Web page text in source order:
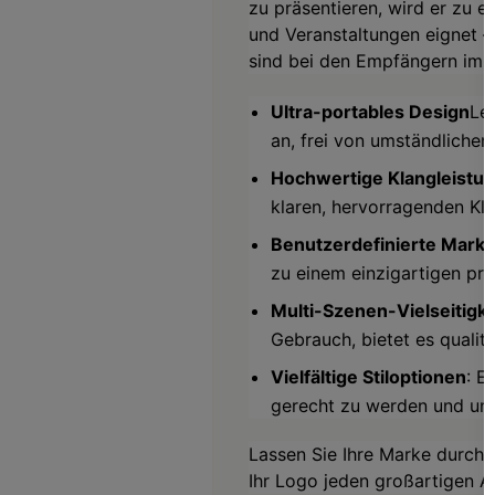
zu präsentieren, wird er zu
und Veranstaltungen eignet
sind bei den Empfängern
Ultra-portables Design
an, frei von
Hochwertige Klangleistung
klaren, hervorragenden
Benutzerdefinierte
zu einem einzigartigen
Multi-Szenen-
Gebrauch, bietet es
Vielfältige Stiloptionen:
gerecht zu werden und
Lassen Sie Ihre Marke
Ihr Logo jeden großartigen